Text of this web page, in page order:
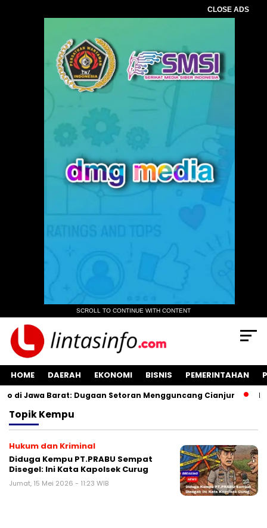
CLOSE ADS
SCROLL TO CONTINUE WITH CONTENT
HOME DAERAH EKONOMI BISNIS PEMERINTAHAN
di Jawa Barat: Dugaan Setoran Mengguncang Cianjur
TopikKempu
Hukum dan Kriminal
Diduga Kempu PT.PRABU Sempat
Disegel: Ini Kata Kapolsek Curug
Jumat, 15 Mei 2026 - 11:23 WIB